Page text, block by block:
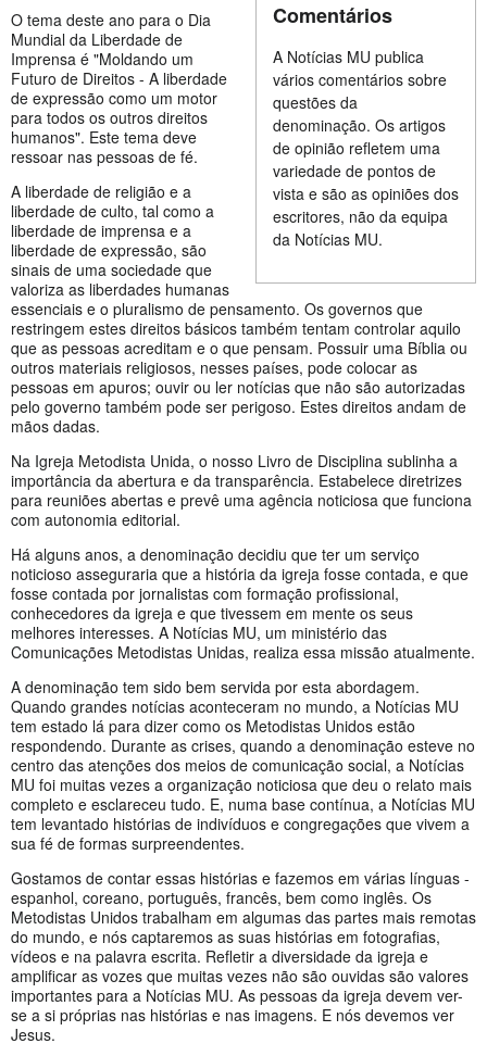
Comentários
A Notícias MU publica
vários comentários sobre
questões da
denominação. Os artigos
de opinião refletem uma
variedade de pontos de
vista e são as opiniões dos
escritores, não da equipa
da Notícias MU.
O tema deste ano para o Dia
Mundial da Liberdade de
Imprensa é "Moldando um
Futuro de Direitos - A liberdade
de expressão como um motor
para todos os outros direitos
humanos". Este tema deve
ressoar nas pessoas de fé.
A liberdade de religião e a
liberdade de culto, tal como a
liberdade de imprensa e a
liberdade de expressão, são
sinais de uma sociedade que
valoriza as liberdades humanas
essenciais e o pluralismo de pensamento. Os governos que
restringem estes direitos básicos também tentam controlar aquilo
que as pessoas acreditam e o que pensam. Possuir uma Bíblia ou
outros materiais religiosos, nesses países, pode colocar as
pessoas em apuros; ouvir ou ler notícias que não são autorizadas
pelo governo também pode ser perigoso. Estes direitos andam de
mãos dadas.
Na Igreja Metodista Unida, o nosso Livro de Disciplina sublinha a
importância da abertura e da transparência. Estabelece diretrizes
para reuniões abertas e prevê uma agência noticiosa que funciona
com autonomia editorial.
Há alguns anos, a denominação decidiu que ter um serviço
noticioso asseguraria que a história da igreja fosse contada, e que
fosse contada por jornalistas com formação profissional,
conhecedores da igreja e que tivessem em mente os seus
melhores interesses. A Notícias MU, um ministério das
Comunicações Metodistas Unidas, realiza essa missão atualmente.
A denominação tem sido bem servida por esta abordagem.
Quando grandes notícias aconteceram no mundo, a Notícias MU
tem estado lá para dizer como os Metodistas Unidos estão
respondendo. Durante as crises, quando a denominação esteve no
centro das atenções dos meios de comunicação social, a Notícias
MU foi muitas vezes a organização noticiosa que deu o relato mais
completo e esclareceu tudo. E, numa base contínua, a Notícias MU
tem levantado histórias de indivíduos e congregações que vivem a
sua fé de formas surpreendentes.
Gostamos de contar essas histórias e fazemos em várias línguas -
espanhol, coreano, português, francês, bem como inglês. Os
Metodistas Unidos trabalham em algumas das partes mais remotas
do mundo, e nós captaremos as suas histórias em fotografias,
vídeos e na palavra escrita. Refletir a diversidade da igreja e
amplificar as vozes que muitas vezes não são ouvidas são valores
importantes para a Notícias MU. As pessoas da igreja devem ver-
se a si próprias nas histórias e nas imagens. E nós devemos ver
Jesus.